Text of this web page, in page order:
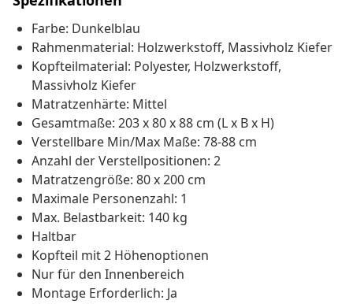
Farbe: Dunkelblau
Rahmenmaterial: Holzwerkstoff, Massivholz Kiefer
Kopfteilmaterial: Polyester, Holzwerkstoff,
Massivholz Kiefer
Matratzenhärte: Mittel
Gesamtmaße: 203 x 80 x 88 cm (L x B x H)
Verstellbare Min/Max Maße: 78-88 cm
Anzahl der Verstellpositionen: 2
Matratzengröße: 80 x 200 cm
Maximale Personenzahl: 1
Max. Belastbarkeit: 140 kg
Haltbar
Kopfteil mit 2 Höhenoptionen
Nur für den Innenbereich
Montage Erforderlich: Ja